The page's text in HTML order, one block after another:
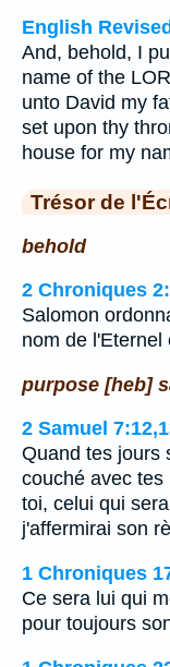
English
And, behold, I
name of the
unto David my
set upon thy
house for my
Trésor de
behold
2 Chroniques
Salomon
nom de
purpose [heb]
2 Samuel
Quand tes jours
couché avec
toi, celui qui
j'affermirai son
1 Chroniques
Ce sera lui qui
pour toujours